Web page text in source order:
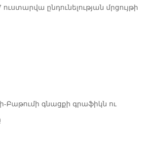
ուստարվա ընդունելության մրցույթի
Բաթումի գնացքի գրաֆիկն ու